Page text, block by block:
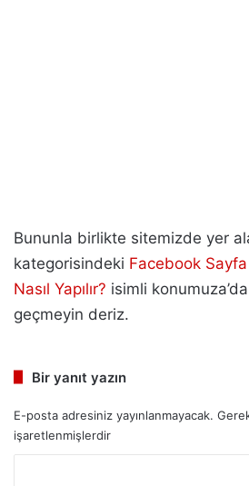
Bununla birlikte sitemizde yer
kategorisindeki Facebook
Nasıl Yapılır? isimli
geçmeyin deriz.
Bir yanıt yazın
E-posta adresiniz yayınlanmayacak.
işaretlenmişlerdir